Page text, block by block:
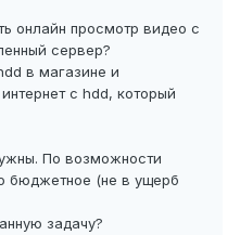
онлайн просмотр видео с
сервер?
в магазине и
с hdd, который
По возможности
бюджетное (не в ущерб
задачу?